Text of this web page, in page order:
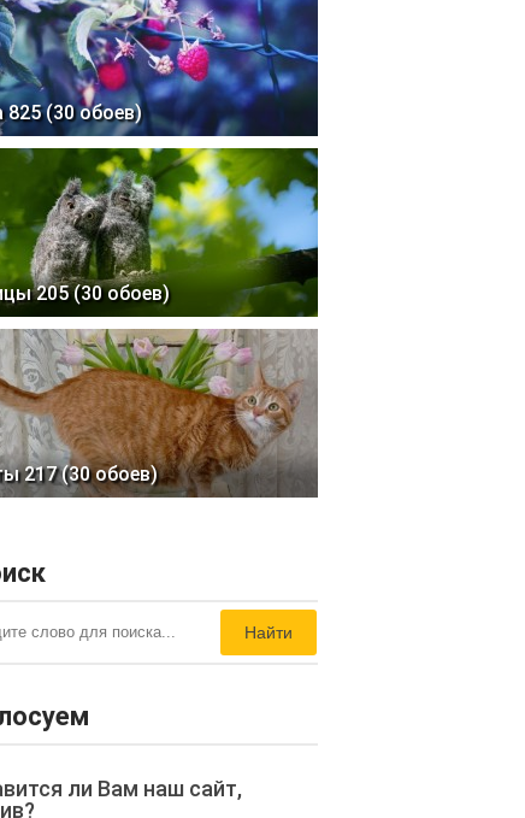
825 (30 обоев)
205 (30 обоев)
217 (30 обоев)
Найти
ли Вам наш сайт,